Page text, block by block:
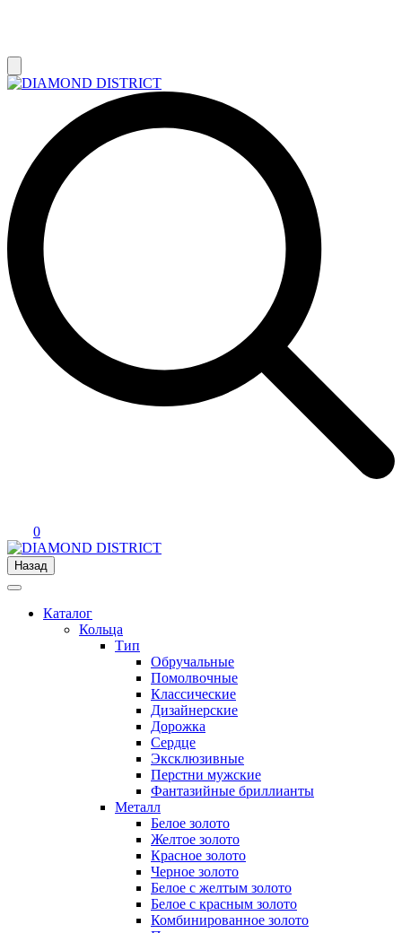
0
Назад
Каталог
Кольца
Тип
Обручальные
Помолвочные
Классические
Дизайнерские
Дорожка
Сердце
Эксклюзивные
Перстни мужские
Фантазийные бриллианты
Металл
Белое золото
Желтое золото
Красное золото
Черное золото
Белое с желтым золото
Белое с красным золото
Комбинированное золото